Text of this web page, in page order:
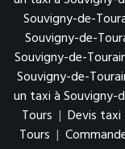
Souvigny-de-
Souvigny-de-
Souvigny-de-
Souvigny-de-
un taxi à Souvigny-
Tours | Devis taxi
Tours |